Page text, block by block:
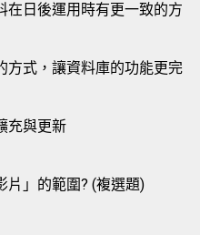
在日後運用時有更一致的方
方式，讓資料庫的功能更完
充與更新
片」的範圍? (複選題)